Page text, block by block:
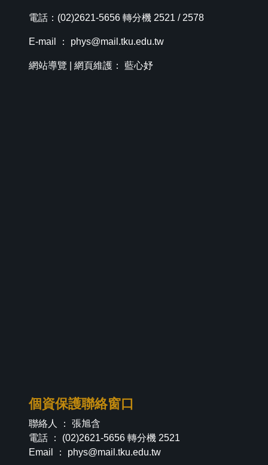
電話：(02)2621-5656 轉分機 2521 / 2578
E-mail ： phys@mail.tku.edu.tw
網站導覽 | 網頁維護： 藍心妤
個資保護聯絡窗口
聯絡人 ： 張旭含
電話 ： (02)2621-5656 轉分機 2521
Email ： phys@mail.tku.edu.tw